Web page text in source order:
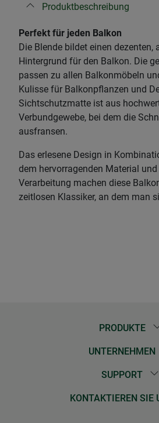
Produktbeschreibung
Perfekt für jeden Balkon
Die Blende bildet einen dezenten,
Hintergrund für den Balkon. Die
passen zu allen Balkonmöbeln
Kulisse für Balkonpflanzen und
Sichtschutzmatte ist aus
Verbundgewebe, bei dem die
ausfransen.
Das erlesene Design in
dem hervorragenden Material
Verarbeitung machen diese
zeitlosen Klassiker, an dem man
PRODUKTE
UNTERNEHMEN
SUPPORT
KONTAKTIEREN SIE